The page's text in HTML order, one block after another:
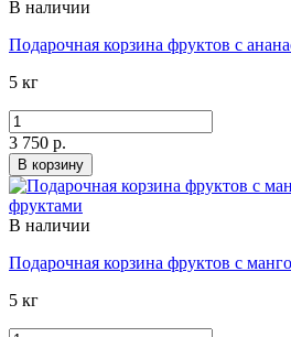
В наличии
Подарочная корзина фруктов с
5 кг
3 750 р.
В корзину
В наличии
Подарочная корзина фруктов с
5 кг